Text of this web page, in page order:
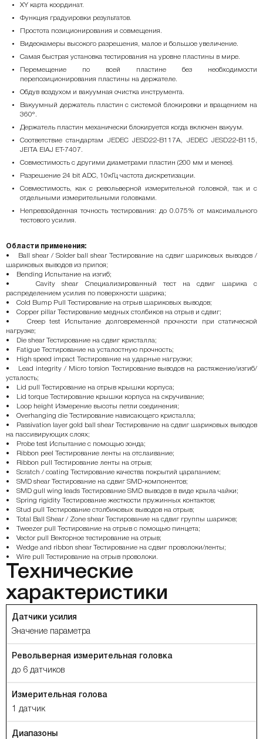
XY карта координат.
Функция градуировки результатов.
Простота позиционирования и совмещения.
Видеокамеры высокого разрешения, малое и большое увеличение.
Самая быстрая установка тестирования на уровне пластины в мире.
Перемещение по всей пластине без необходимости
перепозиционирования пластины на держателе.
Обдув воздухом и вакуумная очистка инструмента.
Вакуумный держатель пластин с системой блокировки и вращением на
360°.
Держатель пластин механически блокируется когда включен вакуум.
Соответствие стандартам JEDEC JESD22-B117A, JEDEC JESD22-B115,
JEITA EIAJ ET-7407.
Совместимость с другими диаметрами пластин (200 мм и менее).
Разрешение 24 bit ADC, 10кГц частота дискретизации.
Совместимость, как с револьверной измерительной головкой, так и с
отдельными измерительными головками.
Непревзойденная точность тестирования: до 0.075% от максимального
тестового усилия.
Области применения:
• Ball shear / Solder ball shear Тестирование на сдвиг шариковых выводов /
шариковых выводов из припоя;
• Bending Испытание на изгиб;
• Cavity shear Специализированный тест на сдвиг шарика с
распределением усилия по поверхности шарика;
• Cold Bump Pull Тестирование на отрыв шариковых выводов;
• Copper pillar Тестирование медных столбиков на отрыв и сдвиг;
• Creep test Испытание долговременной прочности при статической
нагрузке;
• Die shear Тестирование на сдвиг кристалла;
• Fatigue Тестирование на усталостную прочность;
• High speed impact Тестирование на ударные нагрузки;
• Lead integrity / Micro torsion Тестирование выводов на растяжение/изгиб/
усталость;
• Lid pull Тестирование на отрыв крышки корпуса;
• Lid torque Тестирование крышки корпуса на скручивание;
• Loop height Измерение высоты петли соединения;
• Overhanging die Тестирование нависающего кристалла;
• Passivation layer gold ball shear Тестирование на сдвиг шариковых выводов
на пассивирующих слоях;
• Probe test Испытание с помощью зонда;
• Ribbon peel Тестирование ленты на отслаивание;
• Ribbon pull Тестирование ленты на отрыв;
• Scratch / coating Тестирование качества покрытий царапанием;
• SMD shear Тестирование на сдвиг SMD-компонентов;
• SMD gull wing leads Тестирование SMD выводов в виде крыла чайки;
• Spring rigidity Тестирование жесткости пружинных контактов;
• Stud pull Тестирование столбиковых выводов на отрыв;
• Total Ball Shear / Zone shear Тестирование на сдвиг группы шариков;
• Tweezer pull Тестирование на отрыв с помощью пинцета;
• Vector pull Векторное тестирование на отрыв;
• Wedge and ribbon shear Тестирование на сдвиг проволоки/ленты;
• Wire pull Тестирование на отрыв проволоки.
Технические
характеристики
Датчики усилия
Значение параметра
Револьверная измерительная головка
до 6 датчиков
Измерительная голова
1 датчик
Диапазоны